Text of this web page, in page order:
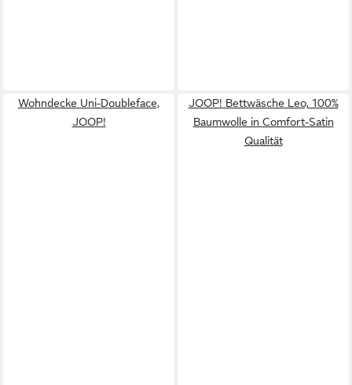
Wohndecke Uni-Doubleface,
JOOP!
JOOP! Bettwäsche Leo, 100%
Baumwolle in Comfort-Satin
Qualität